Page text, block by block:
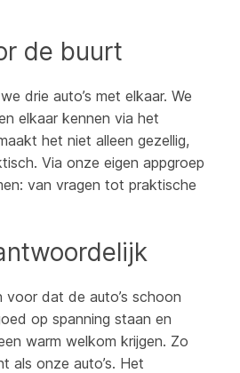
de buurt
drie auto’s met elkaar. We
elkaar kennen via het
het niet alleen gezellig,
Via onze eigen appgroep
van vragen tot praktische
voor dat de auto’s schoon
op spanning staan en
warm welkom krijgen. Zo
alsonze auto’s. Het